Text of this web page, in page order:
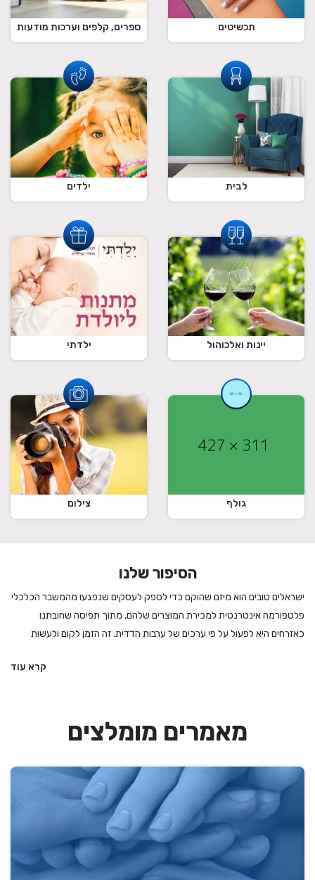
תכשיטים ספרים, קלפים וערכות מודעות
לבית ילדים
יינות ואלכוהול ילדתי
גולף צילום
הסיפור שלנו
ישראלים טובים הוא מיזם שהוקם כדי לספק לעסקים שנפגעו מהמשבר הכלכלי
פלטפורמה אינטרנטית למכירת המוצרים שלהם, מתוך תפיסה שחובתנו
כאזרחים היא לפעול על פי ערכים של ערבות הדדית. זה הזמן לקום ולעשות
או משוזרת פרחים, להזמין הרצאה או הופעה, להתפנק במסעדה שמתמודדת
מעדיפים את העסקים הקטנים והבינוניים, את העצמאים והעצמאיות, וכמובן את
הדברים המיוחדים שיש לנו הישראלים להציע
קרא עוד
מאמרים מומלצים